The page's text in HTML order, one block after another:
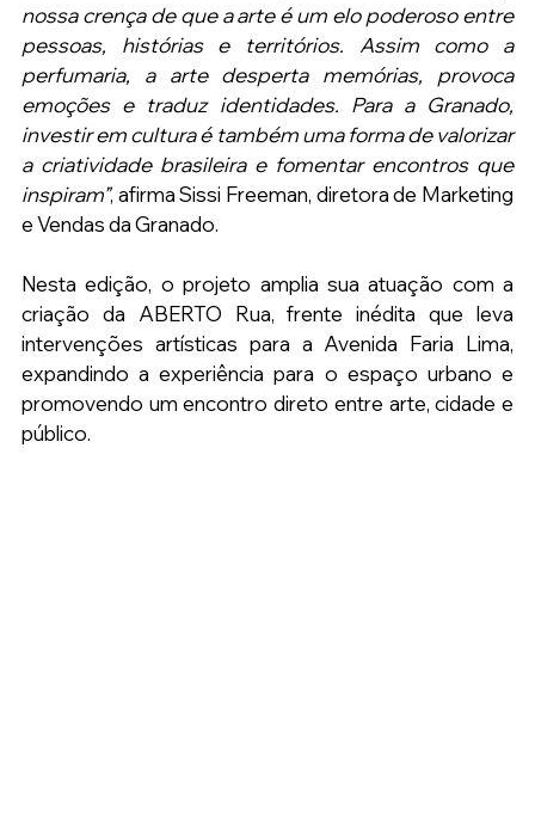
nossa crença de que a arte é um elo poderoso entre
pessoas, histórias e territórios. Assim como a
perfumaria, a arte desperta memórias, provoca
emoções e traduz identidades. Para a Granado,
investir em cultura é também uma forma de valorizar
a criatividade brasileira e fomentar encontros que
inspiram”, afirma Sissi Freeman, diretora de Marketing
e Vendas da Granado.
Nesta edição, o projeto amplia sua atuação com a
criação da ABERTO Rua, frente inédita que leva
intervenções artísticas para a Avenida Faria Lima,
expandindo a experiência para o espaço urbano e
promovendo um encontro direto entre arte, cidade e
público.